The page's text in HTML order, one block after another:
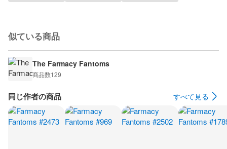
似ている商品
The Farmacy Fantoms
商品数129
同じ作者の商品 すべて見る